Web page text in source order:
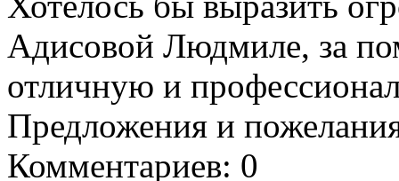
Адисовой Людмиле, за
отличную и
Предложения и
Комментариев: 0